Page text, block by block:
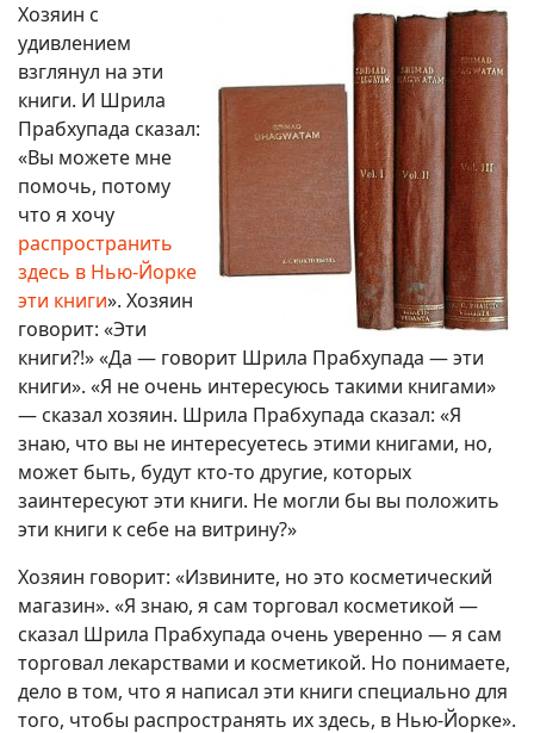
Хозяин с
удивлением
взглянул на эти
книги. И Шрила
Прабхупада сказал:
«Вы можете мне
помочь, потому
что я хочу
распространить
здесь в Нью-Йорке
эти книги». Хозяин
говорит: «Эти
книги?!» «Да — говорит Шрила Прабхупада — эти
книги». «Я не очень интересуюсь такими книгами»
— сказал хозяин. Шрила Прабхупада сказал: «Я
знаю, что вы не интересуетесь этими книгами, но,
может быть, будут кто-то другие, которых
заинтересуют эти книги. Не могли бы вы положить
эти книги к себе на витрину?»
Хозяин говорит: «Извините, но это косметический
магазин». «Я знаю, я сам торговал косметикой —
сказал Шрила Прабхупада очень уверенно — я сам
торговал лекарствами и косметикой. Но понимаете,
дело в том, что я написал эти книги специально для
того, чтобы распространять их здесь, в Нью-Йорке».